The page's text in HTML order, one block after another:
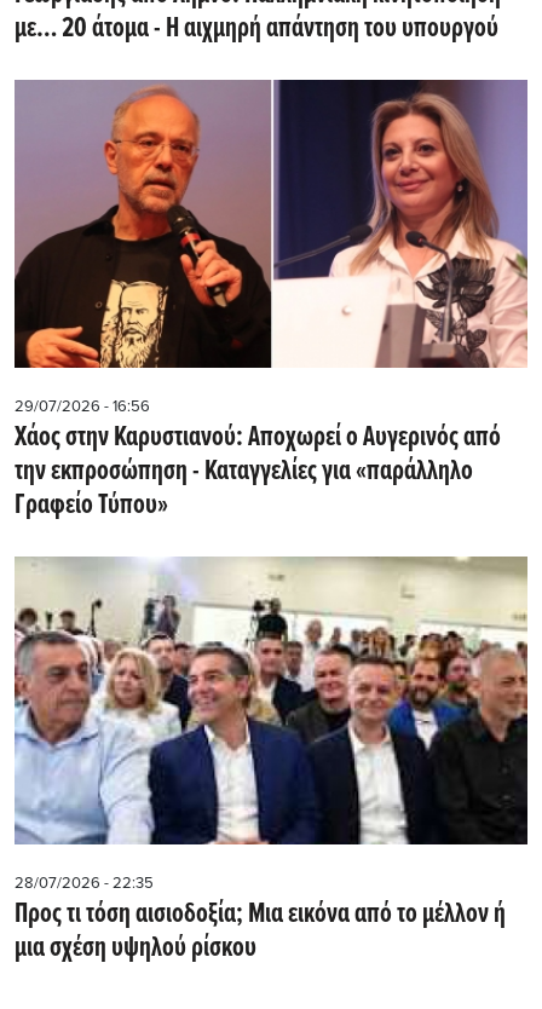
με… 20 άτομα - Η αιχμηρή απάντηση του υπουργού
29/07/2026 - 16:56
Χάος στην Καρυστιανού: Αποχωρεί ο Αυγερινός από
την εκπροσώπηση - Καταγγελίες για «παράλληλο
Γραφείο Τύπου»
28/07/2026 - 22:35
Προς τι τόση αισιοδοξία; Mια εικόνα από το μέλλον ή
μια σχέση υψηλού ρίσκου